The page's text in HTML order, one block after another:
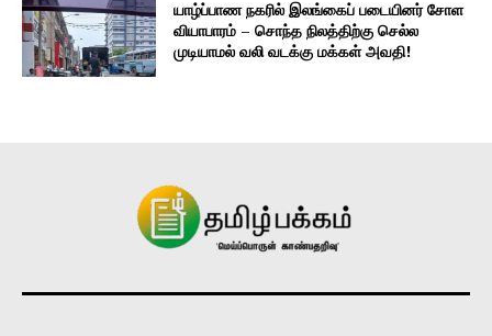
யாழ்ப்பாண நகரில் இலங்கைப் படையினர் சோள
வியாபாரம் – சொந்த நிலத்திற்கு செல்ல
முடியாமல் வலி வடக்கு மக்கள் அவதி!